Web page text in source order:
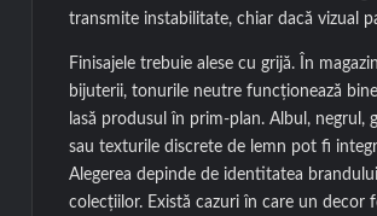
transmite instabilitate, chiar dacă vizual
Finisajele trebuie alese cu grijă. În
bijuterii, tonurile neutre funcționează
lasă produsul în prim-plan. Albul, negrul,
sau texturile discrete de lemn pot fi
Alegerea depinde de identitatea
colecțiilor. Există cazuri în care un decor